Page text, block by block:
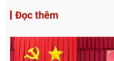
Đọc thêm